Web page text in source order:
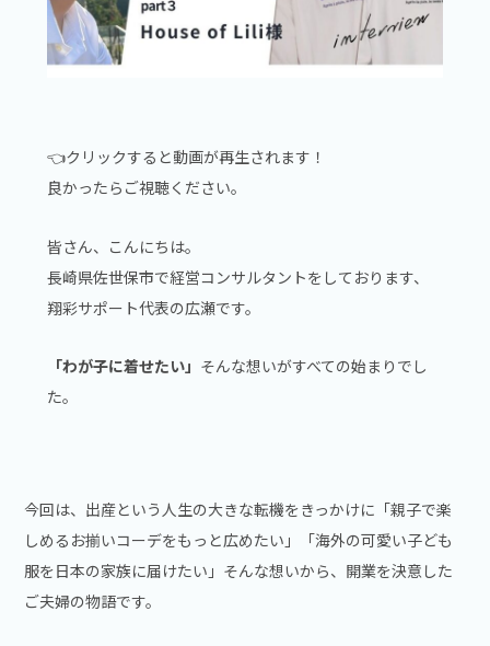
👈クリックすると動画が再生されます！
良かったらご視聴ください。
皆さん、こんにちは。
長崎県佐世保市で経営コンサルタントをしております、
翔彩サポート代表の広瀬です。
「わが子に着せたい」 そんな想いがすべての始まりでし
た。
今回は、出産という人生の大きな転機をきっかけに「親子で楽
しめるお揃いコーデをもっと広めたい」「海外の可愛い子ども
服を日本の家族に届けたい」そんな想いから、開業を決意した
ご夫婦の物語です。